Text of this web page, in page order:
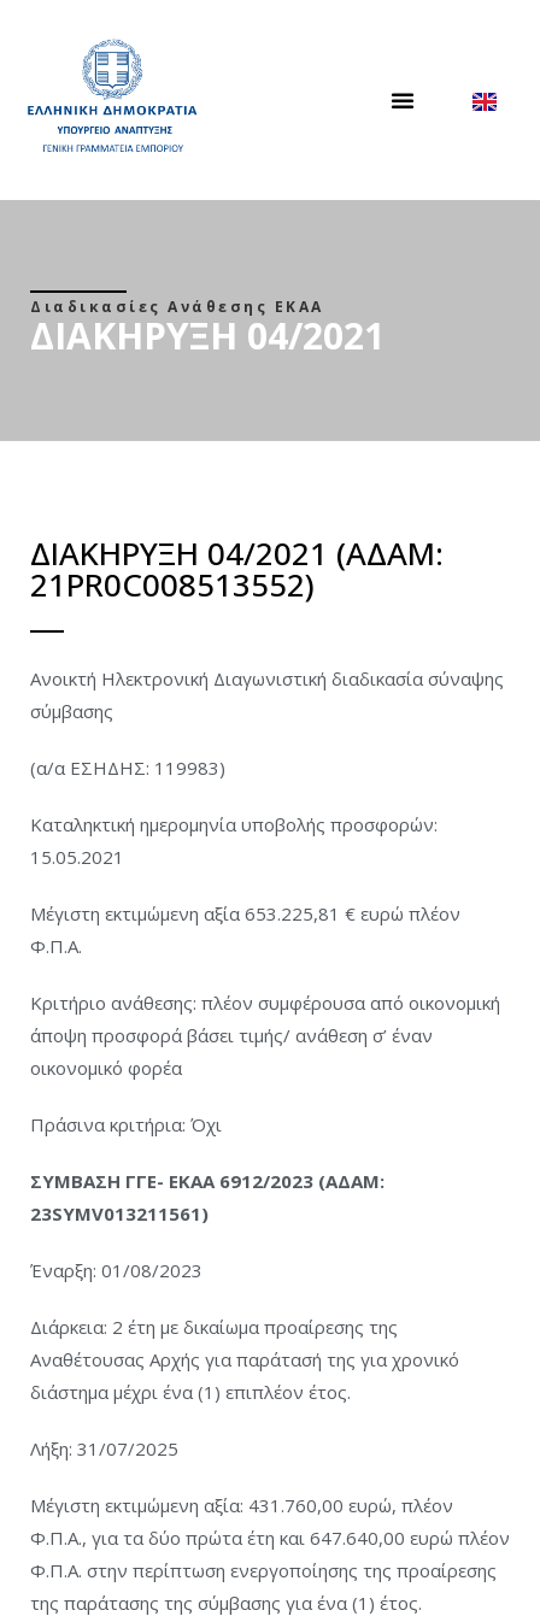
Διαδικασίες Ανάθεσης ΕΚΑΑ
ΔΙΑΚΗΡΥΞΗ 04/2021
ΔΙΑΚΗΡΥΞΗ 04/2021 (ΑΔΑΜ:
21PR0C008513552)
Ανοικτή Ηλεκτρονική Διαγωνιστική διαδικασία σύναψης
σύμβασης
(α/α ΕΣΗΔΗΣ: 119983)
Καταληκτική ημερομηνία υποβολής προσφορών:
15.05.2021
Μέγιστη εκτιμώμενη αξία 653.225,81 € ευρώ πλέον
Φ.Π.Α.
Κριτήριο ανάθεσης: πλέον συμφέρουσα από οικονομική
άποψη προσφορά βάσει τιμής/ ανάθεση σ’ έναν
οικονομικό φορέα
Πράσινα κριτήρια: Όχι
ΣΥΜΒΑΣΗ ΓΓΕ- ΕΚΑΑ 6912/2023 (ΑΔΑΜ:
23SYMV013211561)
Έναρξη: 01/08/2023
Διάρκεια: 2 έτη με δικαίωμα προαίρεσης της
Αναθέτουσας Αρχής για παράτασή της για χρονικό
διάστημα μέχρι ένα (1) επιπλέον έτος.
Λήξη: 31/07/2025
Μέγιστη εκτιμώμενη αξία: 431.760,00 ευρώ, πλέον
Φ.Π.Α., για τα δύο πρώτα έτη και 647.640,00 ευρώ πλέον
Φ.Π.Α. στην περίπτωση ενεργοποίησης της προαίρεσης
της παράτασης της σύμβασης για ένα (1) έτος.